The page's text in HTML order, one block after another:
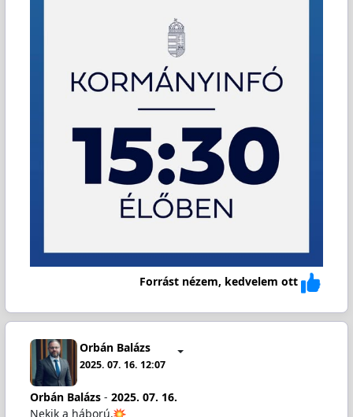
Forrást nézem, kedvelem ott
Orbán Balázs
2025. 07. 16. 12:07
Orbán Balázs- 2025. 07. 16.
Nekik a háború.